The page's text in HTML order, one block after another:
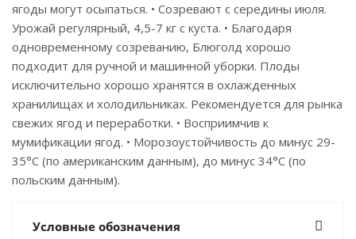
ягоды могут осыпаться. • Созревают с середины июля.
Урожай регулярный, 4,5-7 кг с куста. • Благодаря
одновременному созреванию, Блюголд хорошо
подходит для ручной и машинной уборки. Плоды
исключительно хорошо хранятся в охлажденных
хранилищах и холодильниках. Рекомендуется для рынка
свежих ягод и переработки. • Восприимчив к
мумификации ягод. • Морозоустойчивость до минус 29-
35°С (по американским данным), до минус 34°C (по
польским данным).
Условные обозначения